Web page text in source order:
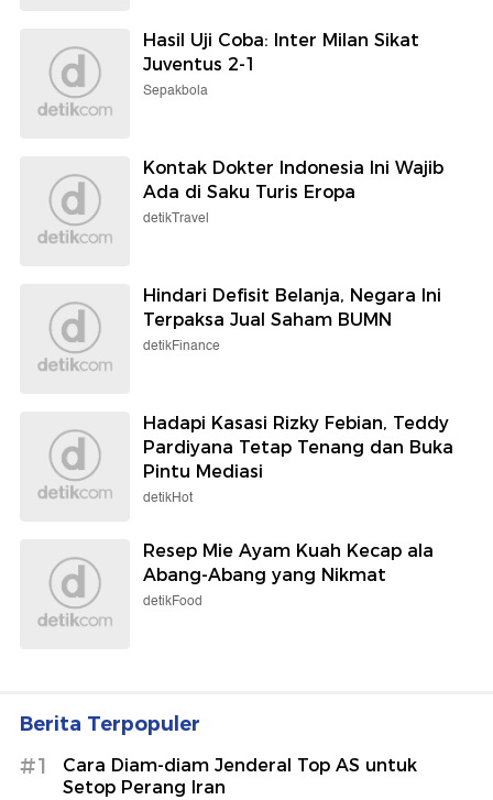
Hasil Uji Coba: Inter Milan Sikat
Juventus 2-1
Sepakbola
Kontak Dokter Indonesia Ini Wajib
Ada di Saku Turis Eropa
detikTravel
Hindari Defisit Belanja, Negara Ini
Terpaksa Jual Saham BUMN
detikFinance
Hadapi Kasasi Rizky Febian, Teddy
Pardiyana Tetap Tenang dan Buka
Pintu Mediasi
detikHot
Resep Mie Ayam Kuah Kecap ala
Abang-Abang yang Nikmat
detikFood
Berita Terpopuler
#1
Cara Diam-diam Jenderal Top AS untuk
Setop Perang Iran